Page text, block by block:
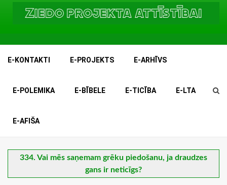
E-KONTAKTI E-PROJEKTS E-ARHĪVS
E-POLEMIKA E-BĪBELE E-TICĪBA E-LTA
E-AFIŠA
334. Vai mēs saņemam grēku piedošanu, ja draudzes
gans ir neticīgs?